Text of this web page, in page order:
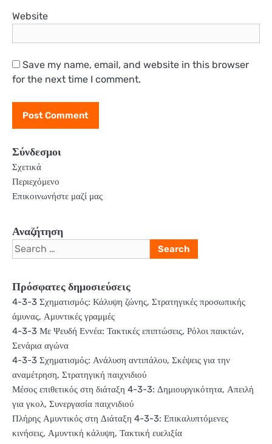
Website
Save my name, email, and website in this browser
for the next time I comment.
Σύνδεσμοι
Σχετικά
Περιεχόμενο
Επικοινωνήστε μαζί μας
Αναζήτηση
Search
for:
Πρόσφατες δημοσιεύσεις
4-3-3 Σχηματισμός: Κάλυψη ζώνης, Στρατηγικές προσωπικής
άμυνας, Αμυντικές γραμμές
4-3-3 Με Ψευδή Εννέα: Τακτικές επιπτώσεις, Ρόλοι παικτών,
Σενάρια αγώνα
4-3-3 Σχηματισμός: Ανάλυση αντιπάλου, Σκέψεις για την
αναμέτρηση, Στρατηγική παιχνιδιού
Μέσος επιθετικός στη διάταξη 4-3-3: Δημιουργικότητα, Απειλή
για γκολ, Συνεργασία παιχνιδιού
Πλήρης Αμυντικός στη Διάταξη 4-3-3: Επικαλυπτόμενες
κινήσεις, Αμυντική κάλυψη, Τακτική ευελιξία